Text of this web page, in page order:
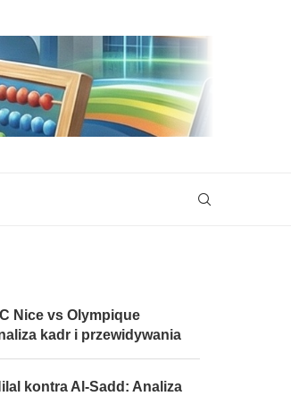
Nice vs Olympique
kadr i przewidywania
kontra Al-Sadd: Analiza